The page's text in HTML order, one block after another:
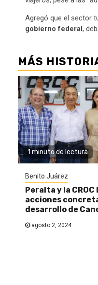
Agregó que el sector
gobierno federal,
MÁS
1 minuto de lectura
Benito Juárez
Peralta y la
acciones
desarrollo de
agosto 2, 2024